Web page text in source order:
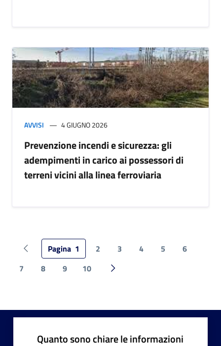
AVVISI 4 GIUGNO 2026
Prevenzione incendi e sicurezza: gli
adempimenti in carico ai possessori di
terreni vicini alla linea ferroviaria
Pagina precedente
Pagina 1 2 3 4 5
6
7
8 9 10 Pagina successiva
Quanto sono chiare le informazioni